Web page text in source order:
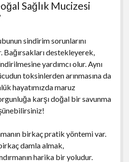
Sağlık Mucizesi
sindirim sorunlarını
destekleyerek,
yardımcı olur. Aynı
toksinlerden arınmasına da
hayatımızda maruz
karşı doğal bir savunma
birkaç pratik yöntemi var.
damla almak,
harika bir yoludur.